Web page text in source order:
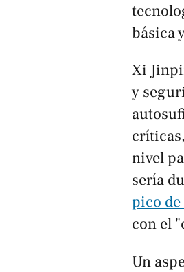
básica
Xi
y
nivel
sería
pico
con el
Un